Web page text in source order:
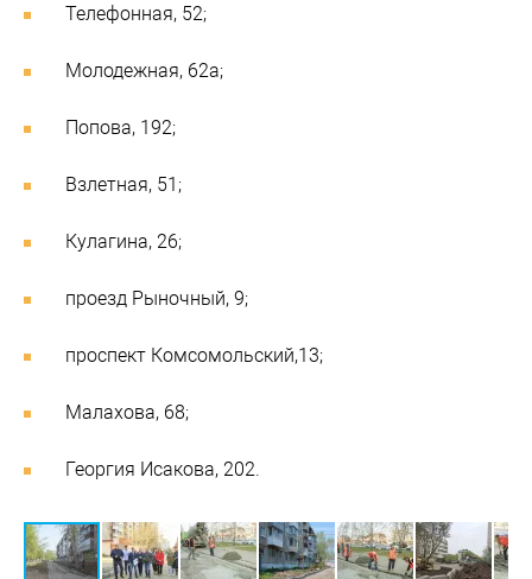
Телефонная, 52;
Молодежная, 62а;
Попова, 192;
Взлетная, 51;
Кулагина, 26;
проезд Рыночный, 9;
проспект Комсомольский,13;
Малахова, 68;
Георгия Исакова, 202.